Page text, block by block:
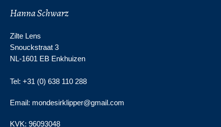
Hanna Schwarz
Zilte Lens
Snouckstraat 3
NL-1601 EB Enkhuizen
Tel: +31 (0) 638 110 288
Email: mondesirklipper@gmail.com
KVK: 96093048